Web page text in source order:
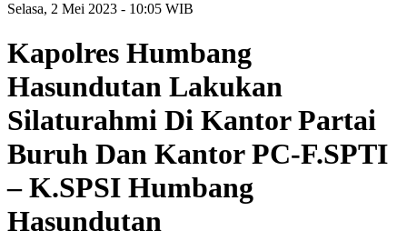
Selasa, 2 Mei 2023 - 10:05 WIB
Kapolres Humbang
Hasundutan Lakukan
Silaturahmi Di Kantor Partai
Buruh Dan Kantor PC-F.SPTI
– K.SPSI Humbang
Hasundutan